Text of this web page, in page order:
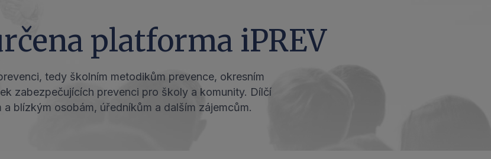
platforma iPREV
tedy školním metodikům prevence, okresním
zabezpečujících prevenci pro školy a komunity. Dílčí
blízkým osobám, úředníkům a dalším zájemcům.